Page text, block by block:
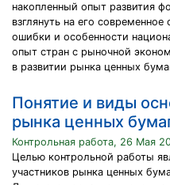
накопленный опыт развития
взглянуть на его
ошибки и особенности
опыт стран с рыночной
в развитии рынка ценных
Понятие и виды
рынка ценных
Контрольная работа, 26 Мая
Целью контрольной работы
участников рынка ценных